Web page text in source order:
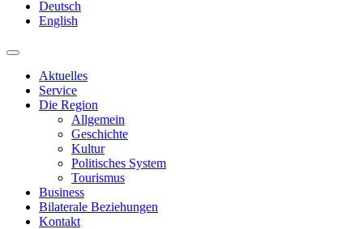
Deutsch
English
Aktuelles
Service
Die Region
Allgemein
Geschichte
Kultur
Politisches System
Tourismus
Business
Bilaterale Beziehungen
Kontakt